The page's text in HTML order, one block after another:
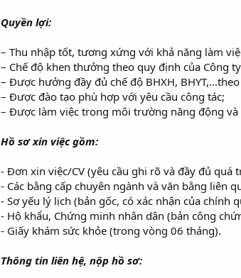
Quyền lợi:
– Thu nhập tốt, tương xứng với khả năng làm
– Chế độ khen thưởng theo quy định của Công
– Được hưởng đầy đủ chế độ BHXH,
– Được đào tạo phù hợp với yêu cầu công tác;
– Được làm việc trong môi trường năng động và
Hồ sơ xin việc gồm:
- Đơn xin việc/CV (yêu cầu ghi rõ và đầy đủ quá
- Các bằng cấp chuyên ngành và văn bằng liên
- Sơ yếu lý lịch (bản gốc, có xác nhận của chính
- Hộ khẩu, Chứng minh nhân dân (bản công
- Giấy khám sức khỏe (trong vòng 06 tháng).
Thông tin liên hệ, nộp hồ sơ: